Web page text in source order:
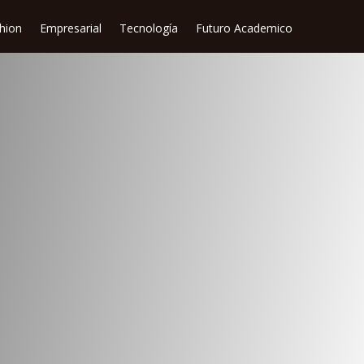
Empresarial Tecnología Futuro Academico